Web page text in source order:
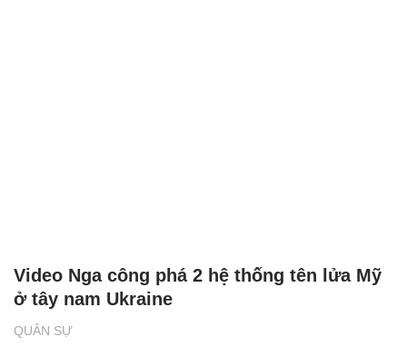
QUÂN SỰ
Video Nga công phá 2 hệ thống tên lửa Mỹ
ở tây nam Ukraine